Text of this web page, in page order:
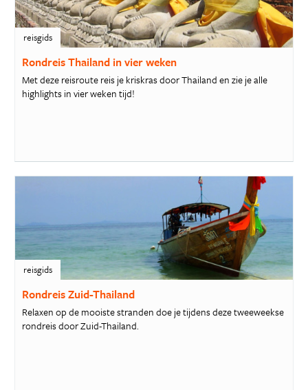
reisgids
Rondreis Thailand in vier weken
Met deze reisroute reis je kriskras door Thailand en zie je alle
highlights in vier weken tijd!
reisgids
Rondreis Zuid-Thailand
Relaxen op de mooiste stranden doe je tijdens deze tweeweekse
rondreis door Zuid-Thailand.